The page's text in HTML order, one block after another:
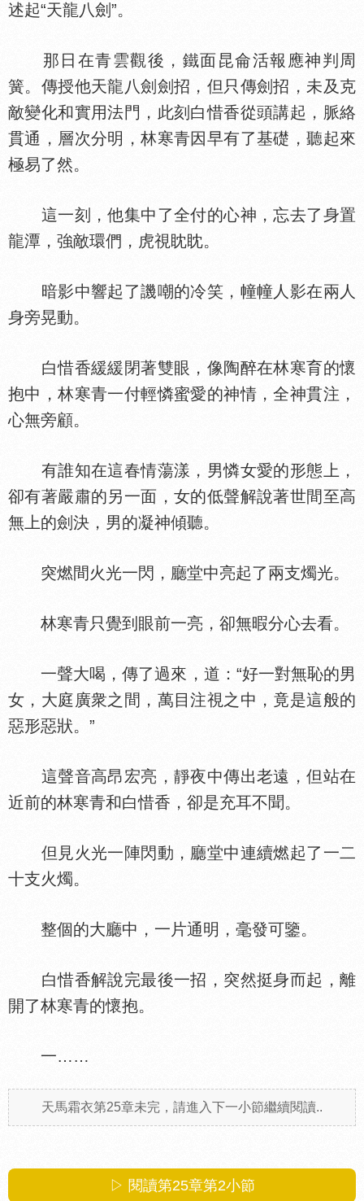
述起“天龍八劍”。
那日在青雲觀後，鐵面昆侖活報應神判周
簧。傳授他天龍八劍劍招，但只傳劍招，未及克
敵變化和實用法門，此刻白惜香從頭講起，脈絡
貫通，層次分明，林寒青因早有了基礎，聽起來
極易了然。
這一刻，他集中了全付的心神，忘去了身置
龍潭，強敵環們，虎視眈眈。
暗影中響起了譏嘲的冷笑，幢幢人影在兩人
身旁晃動。
白惜香緩緩閉著雙眼，像陶醉在林寒育的懷
抱中，林寒青一付輕憐蜜愛的神情，全神貫注，
心無旁顧。
有誰知在這春情蕩漾，男憐女愛的形態上，
卻有著嚴肅的另一面，女的低聲解說著世間至高
無上的劍決，男的凝神傾聽。
突燃間火光一閃，廳堂中亮起了兩支燭光。
林寒青只覺到眼前一亮，卻無暇分心去看。
一聲大喝，傳了過來，道：“好一對無恥的男
女，大庭廣衆之間，萬目注視之中，竟是這般的
惡形惡狀。”
這聲音高昂宏亮，靜夜中傳出老遠，但站在
近前的林寒青和白惜香，卻是充耳不聞。
但見火光一陣閃動，廳堂中連續燃起了一二
十支火燭。
整個的大廳中，一片通明，毫發可鑒。
白惜香解說完最後一招，突然挺身而起，離
開了林寒青的懷抱。
一……
天馬霜衣第25章未完，請進入下一小節繼續閱讀..
▷ 閱讀第25章第2小節